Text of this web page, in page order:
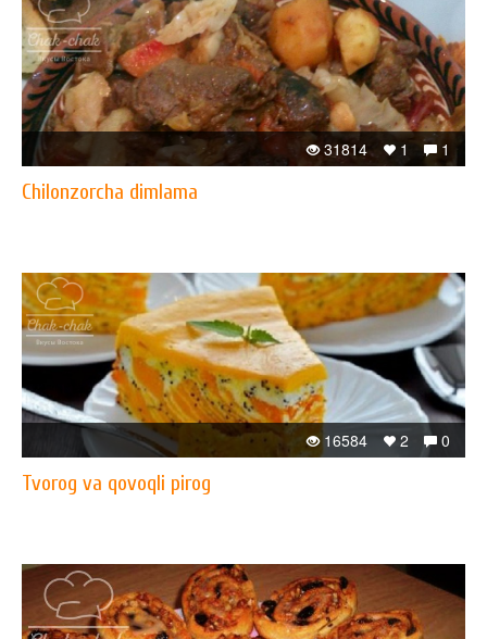
1
1
31814
Chilonzorcha dimlama
0
2
16584
Tvorog va qovoqli pirog